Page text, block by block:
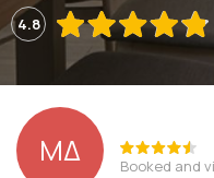
4.8
ΜΔ Booked and